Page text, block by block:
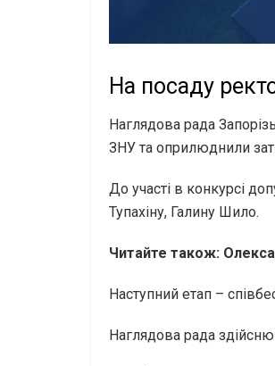
На посаду
Наглядова рада
ЗНУ та оприлюднили
До участі в конкурсі
Тупахіну, Галину Шило.
Читайте також:
Наступний етап –
Наглядова рада